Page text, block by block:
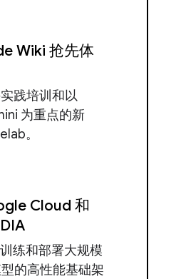
Wiki 抢先体
践培训和以
为重点的新
。
Cloud 和
练和部署大规模
的高性能基础架